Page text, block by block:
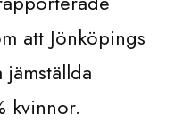
att Jönköpings
kvinnor.